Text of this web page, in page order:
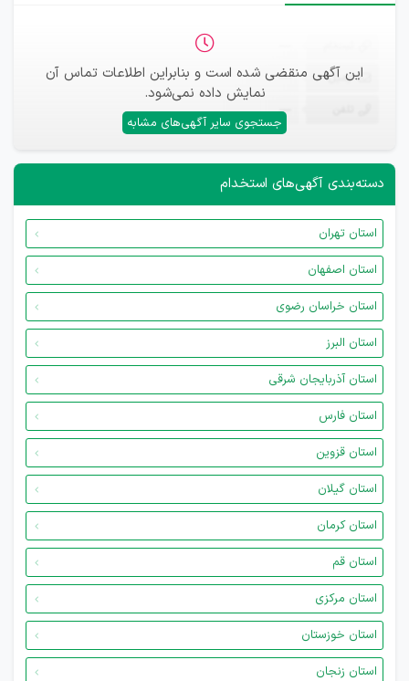
این آگهی منقضی شده است و بنابراین اطلاعات تماس آن
نمایش داده نمی‌شود.
جستجوی سایر آگهی‌های مشابه
ایمیل —
—
دسته‌بندی آگهی‌های استخدام
استان تهران
استان اصفهان
استان خراسان رضوی
استان البرز
استان آذربایجان شرقی
استان فارس
استان قزوین
استان گیلان
استان کرمان
استان قم
استان مرکزی
استان خوزستان
استان زنجان